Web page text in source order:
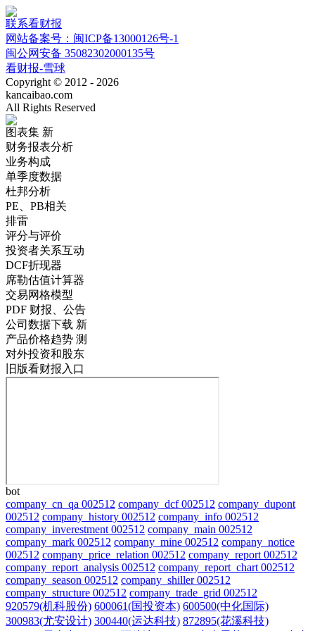
联系看财报
网站备案号：闽ICP备13000126号-1
闽公网安备 35082302000135号
看财报-雪球
Copyright © 2012 - 2026
kancaibao.com
All Rights Reserved
图表集 新
财务报表分析
业务构成
单季度数据
杜邦分析
PE、PB相关
排雷
评分与评价
投资者关系互动
DCF折现器
席勒估值计算器
交易网格模型
PDF 财报、公告
公司数据下载 新
产品价格趋势 测
对外投资和股东
旧版看财报入口
bot
company_cn_qa 002512 company_dcf 002512 company_dupont
002512 company_history 002512 company_info 002512
company_inverestment 002512 company_main 002512
company_mark 002512 company_mine 002512 company_notice
002512 company_price_relation 002512 company_report 002512
company_report_analysis 002512 company_report_chart 002512
company_season 002512 company_shiller 002512
company_structure 002512 company_trade_grid 002512
920579(机科股份) 600061(国投资本) 600500(中化国际)
300983(尤安设计) 300440(运达科技) 872895(花溪科技)